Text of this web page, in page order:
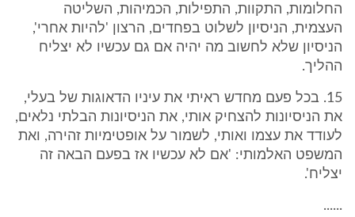
החלומות, התקוות, התפילות, הכמיהות, השליטה
העצמית, הניסיון לשלוט בפחדים, הרצון 'להיות אחרי',
הניסיון שלא לחשוב מה יהיה אם גם עכשיו לא יצליח
ההליך.
15. בכל פעם מחדש ראיתי את עיניו הדאוגות של בעלי,
את הניסיונות להצחיק אותי, את הניסיונות הבלתי נלאים,
לעודד את עצמו ואותי, לשמור על אופטימיות זהירה, ואת
המשפט האלמותי: 'אם לא עכשיו אז בפעם הבאה זה
יצליח'.
......